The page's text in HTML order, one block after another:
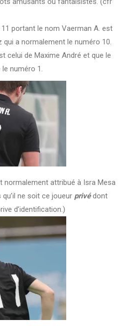
portant le nom Vaerman A. est
qui a normalement le numéro 10.
celui de Maxime André et que le
numéro 1.
normalement attribué à Isra Mesa
ne soit ce joueur privédont
d’identification.)